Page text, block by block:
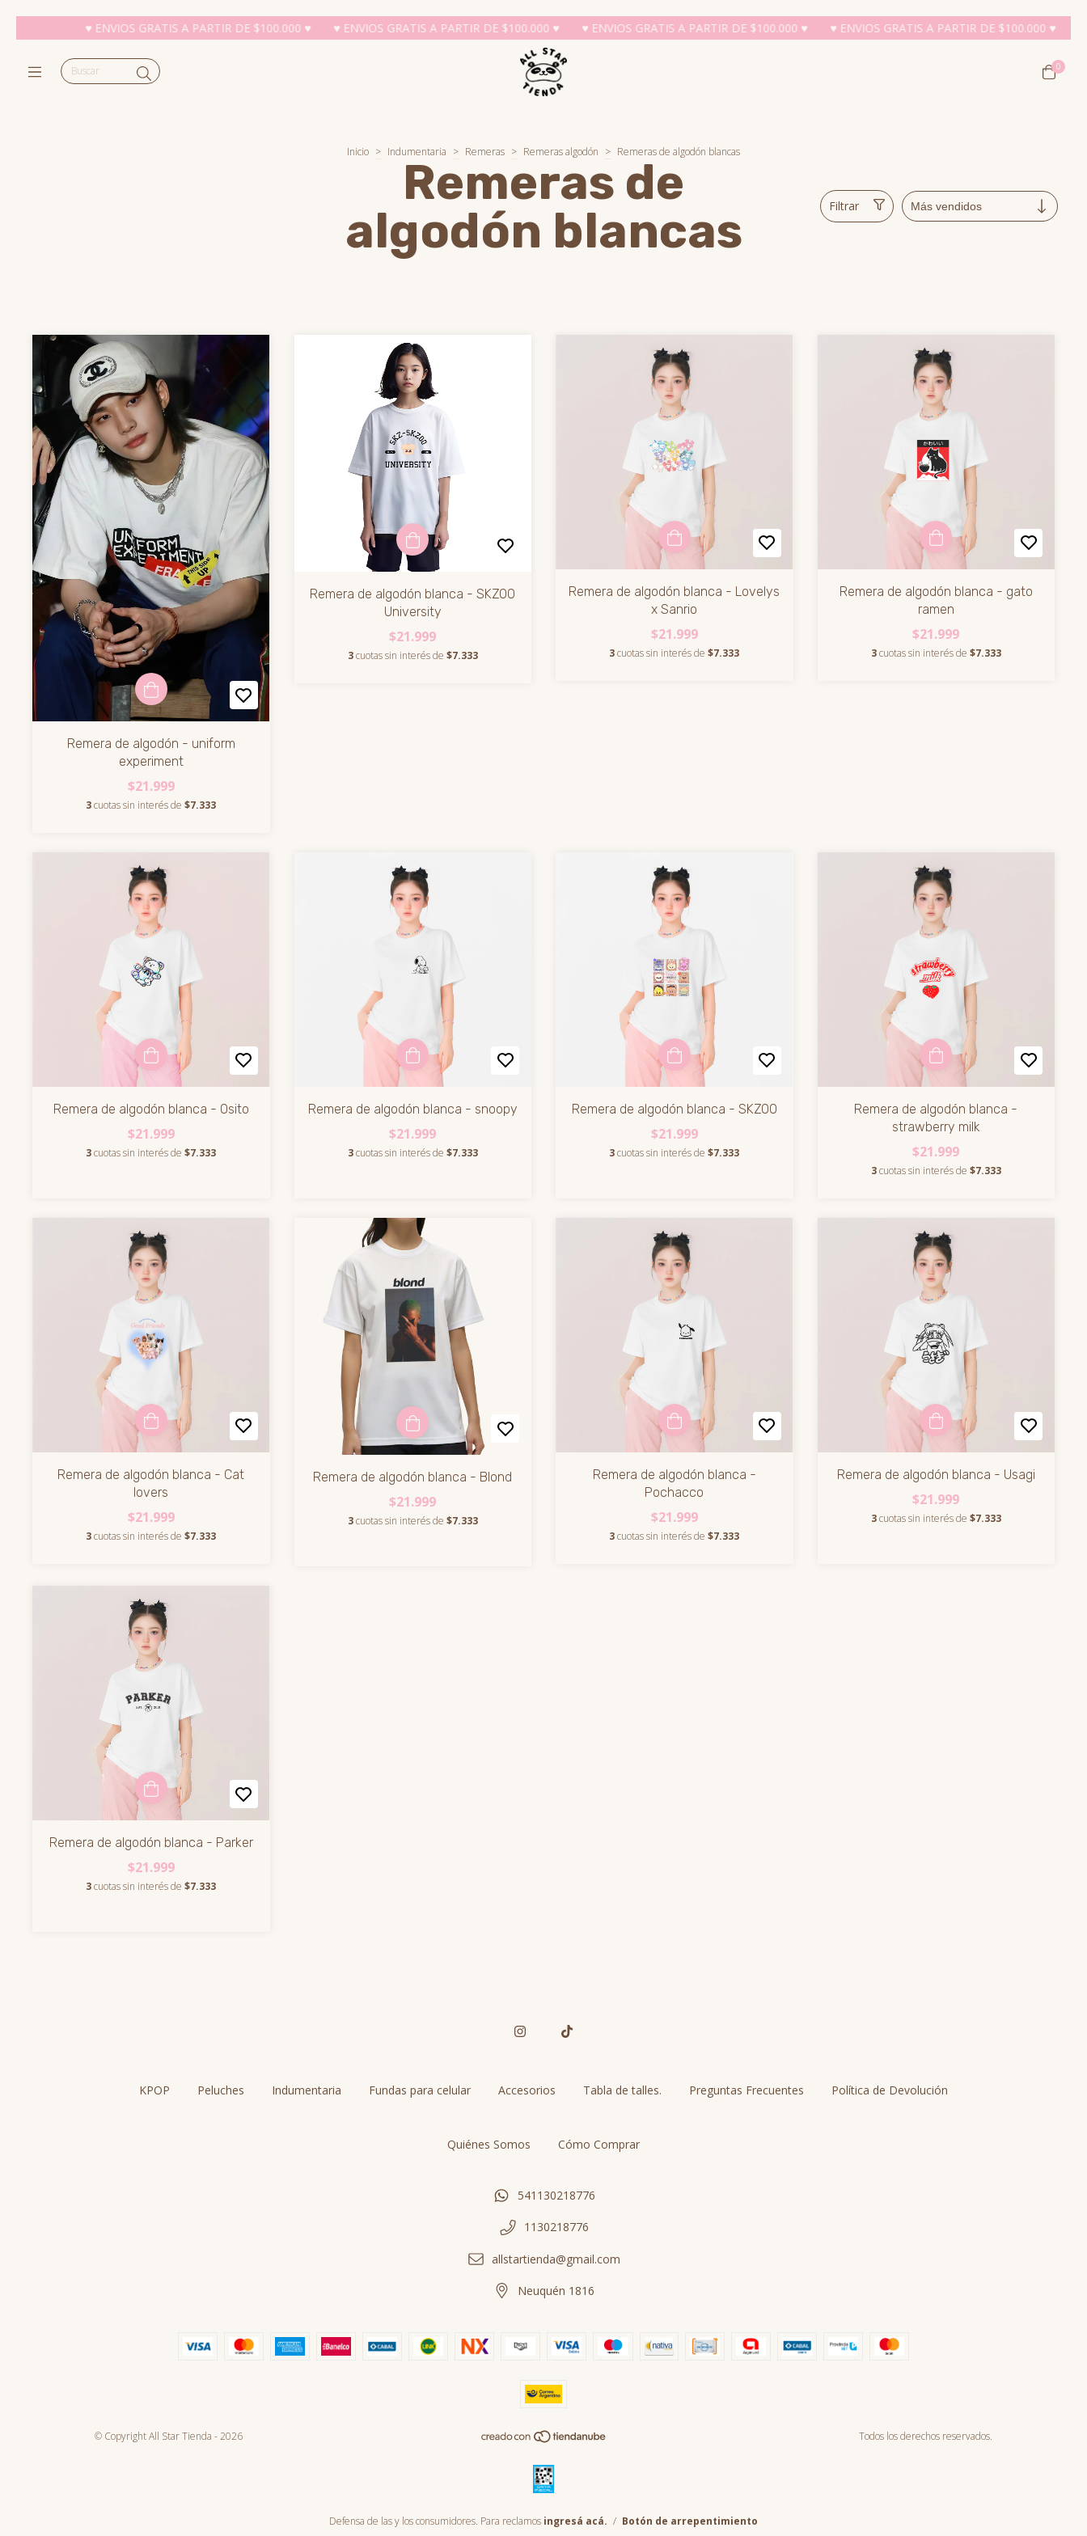
♥ ENVIOS GRATIS A PARTIR DE $100.000 ♥ ♥ ENVIOS GRATIS A PARTIR DE $100.000 ♥ ♥ ENVIOS GRATIS A PARTIR DE $100.000 ♥ ♥ ENVIOS GRATIS A PARTIR DE $100.000 ♥ ♥ ENVIOS
0
Inicio > Indumentaria > Remeras > Remeras algodón > Remeras de algodón blancas
Remeras de
algodón blancas
Filtrar
Remera de algodón - uniform
experiment
$21.999
3cuotas sin interés de$7.333
Remera de algodón blanca - SKZOO
University
$21.999
3cuotas sin interés de $7.333
Remera de algodón blanca - Lovelys
x Sanrio
$21.999
3cuotas sin interés de$7.333
Remera de algodón blanca - gato
ramen
$21.999
3cuotas sin interés de $7.333
Remera de algodón blanca - Osito
$21.999
3cuotas sin interés de$7.333
Remera de algodón blanca - snoopy
$21.999
3cuotas sin interés de $7.333
Remera de algodón blanca - SKZOO
$21.999
3cuotas sin interés de$7.333
Remera de algodón blanca -
strawberry milk
$21.999
3cuotas sin interés de $7.333
Remera de algodón blanca - Cat
lovers
$21.999
3cuotas sin interés de$7.333
Remera de algodón blanca - Blond
$21.999
3cuotas sin interés de $7.333
Remera de algodón blanca -
Pochacco
$21.999
3cuotas sin interés de$7.333
Remera de algodón blanca - Usagi
$21.999
3cuotas sin interés de $7.333
Remera de algodón blanca - Parker
$21.999
3cuotas sin interés de$7.333
KPOP Peluches Indumentaria Fundas para celular Accesorios Tabla de talles. Preguntas Frecuentes Política de Devolución
Quiénes Somos Cómo Comprar
541130218776
1130218776
allstartienda@gmail.com
Neuquén 1816
© Copyright All Star Tienda - 2026 Todos los derechos reservados.
Defensa de las y los consumidores. Para reclamos ingresá acá. / Botón de arrepentimiento